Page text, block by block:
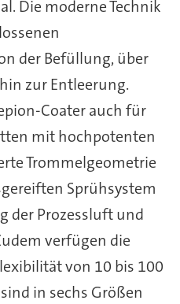
Die moderne Technik
der Befüllung, über
zur Entleerung.
Coater auch für
mit hochpotenten
Trommelgeometrie
Sprühsystem
der Prozessluft und
verfügen die
von 10 bis 100
in sechs Größen